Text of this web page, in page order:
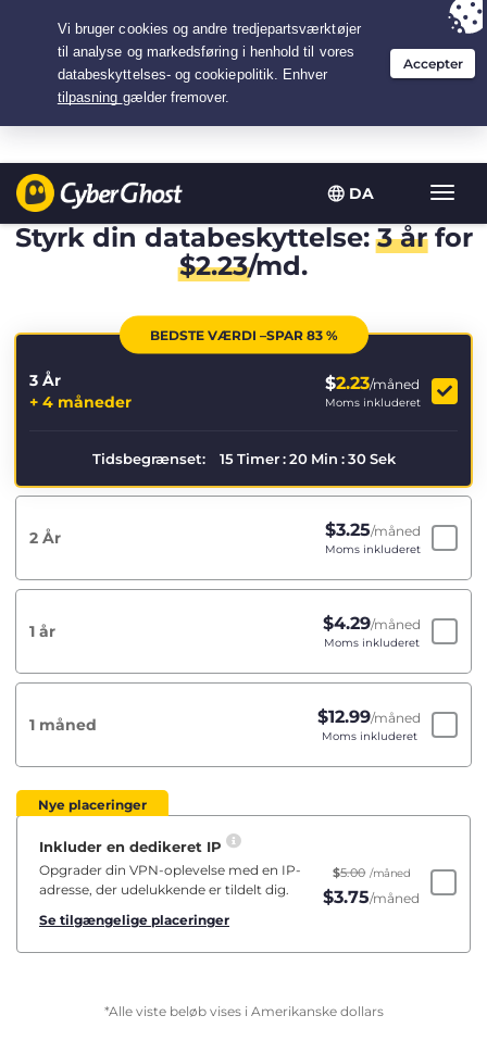
DA
Slå
til/fra
Your choice:The Best Dealfor 3.3333333333333-years at $
/month
Styrk din databeskyttelse:3 årfor
$2.23/md.
BEDSTE VÆRDI –SPAR 83 %
3 År
+ 4 måneder
$2.23/måned
Moms inkluderet
Tidsbegrænset: 15 Timer : 20 Min : 30 Sek
2 År $3.25/måned
Moms inkluderet
1 år $4.29/måned
Moms inkluderet
1 måned $12.99/måned
Moms inkluderet
Nye placeringer
Inkluder en dedikeret IP
Opgrader din VPN-oplevelse med en IP-
adresse, der udelukkende er tildelt dig.
Se tilgængelige placeringer
$5.00 /måned
$3.75/måned
*Alle viste beløb vises i Amerikanske dollars